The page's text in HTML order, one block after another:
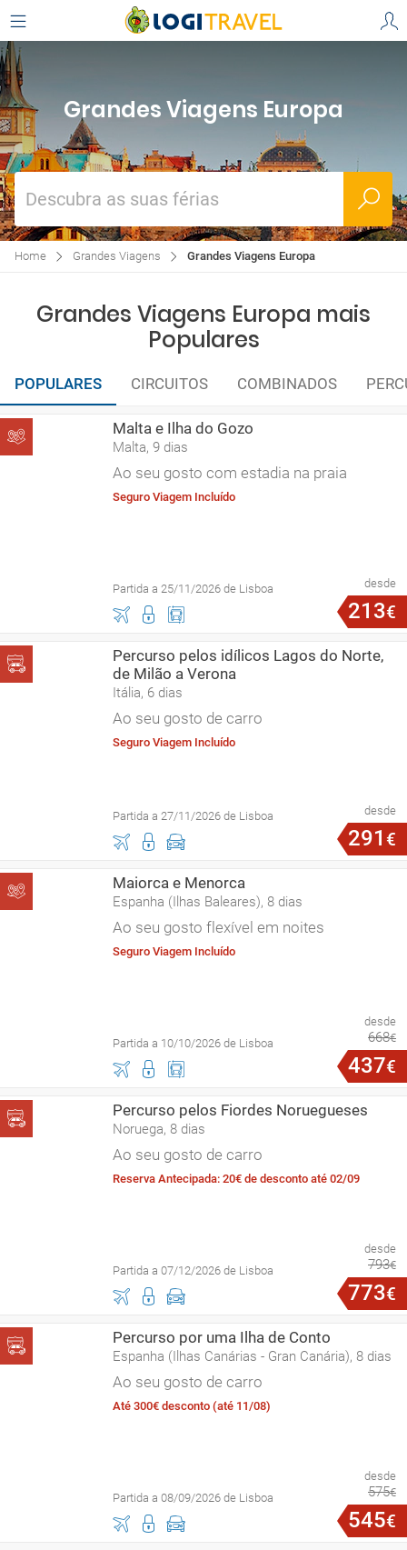
Grandes Viagens Europa
Descubra as suas férias
Home Grandes Viagens Grandes Viagens Europa
Grandes Viagens Europa mais
Populares
POPULARES CIRCUITOS COMBINADOS
Malta e Ilha do Gozo
Malta, 9 dias
Ao seu gosto com estadia na praia
Seguro Viagem Incluído
Partida a 25/11/2026 de Lisboa desde
213€
Percurso pelos idílicos Lagos do Norte,
de Milão a Verona
Itália, 6 dias
Ao seu gosto de carro
Seguro Viagem Incluído
Partida a 27/11/2026 de Lisboa desde
291 €
Maiorca e Menorca
Espanha (Ilhas Baleares), 8 dias
Ao seu gosto flexível em noites
Seguro Viagem Incluído
Partida a 10/10/2026 de Lisboa
desde
668€
437€
Percurso pelos Fiordes Noruegueses
Noruega, 8 dias
Ao seu gosto de carro
Reserva Antecipada: 20€ de desconto até 02/09
Partida a 07/12/2026 de Lisboa
desde
793€
773€
Percurso por uma Ilha de Conto
Espanha (Ilhas Canárias - Gran Canária), 8 dias
Ao seu gosto de carro
Até 300€ desconto (até 11/08)
Partida a 08/09/2026 de Lisboa
desde
575€
545€